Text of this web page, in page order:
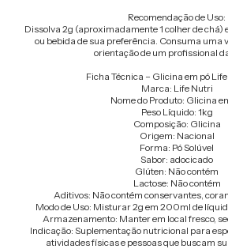
Recomendação de Uso:
Dissolva 2g (aproximadamente 1 colher de
ou bebida de sua preferência. Consuma uma
orientação de um profissional
Ficha Técnica – Glicina em pó
Marca: Life Nutri
Nome do Produto: Glicina
Peso Líquido: 1kg
Composição: Glicina
Origem: Nacional
Forma: Pó Solúvel
Sabor: adocicado
Glúten: Não contém
Lactose: Não contém
Aditivos: Não contém conservantes,
Modo de Uso: Misturar 2g em 200ml de
Armazenamento: Manter em local fresco,
Indicação: Suplementação nutricional para
atividades físicas e pessoas que buscam